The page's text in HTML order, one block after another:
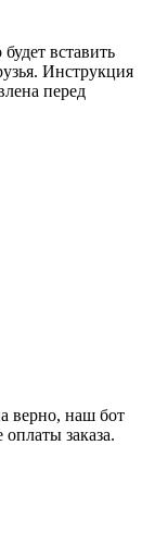
вставить
Инструкция
перед
верно, наш бот
заказа.